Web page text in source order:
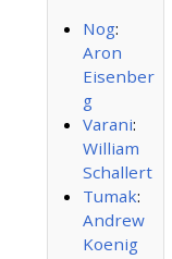
Nog:
Aron
Eisenber
g
Varani:
William
Schallert
Tumak:
Andrew
Koenig